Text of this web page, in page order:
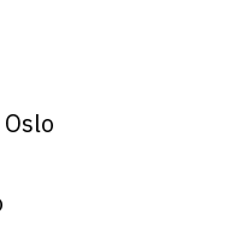
Oslo